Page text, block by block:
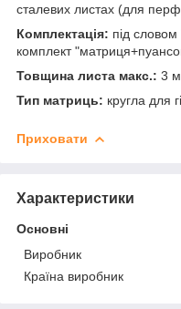
сталевих листах (для
Комплектація: під
комплект
Товщина листа макс.: 3
Тип матриць: кругла для
Приховати
Характеристики
Основні
Виробник
Країна виробник